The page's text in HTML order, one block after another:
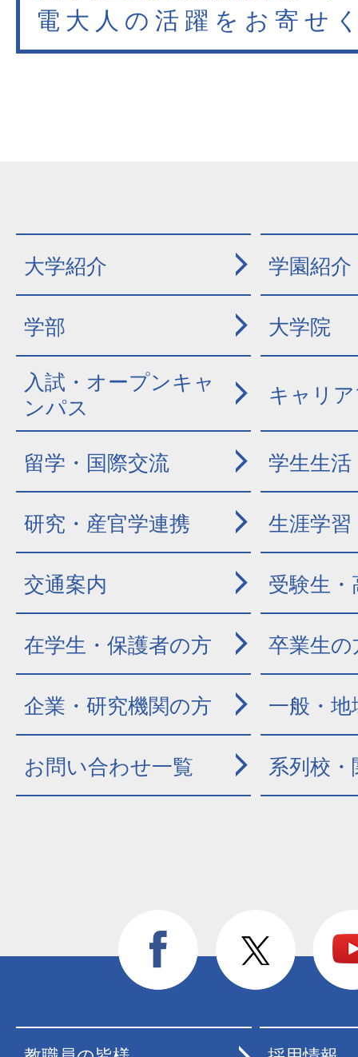
電大人の活躍をお寄せ
大学紹介 学園紹介
学部 大学院
入試・オープンキャ
ンパス
キャリ
留学・国際交流 学生生活
研究・産官学連携 生涯学習
交通案内 受験生
在学生・保護者の方 卒業生の
企業・研究機関の方 一般・地
お問い合わせ一覧 系列校